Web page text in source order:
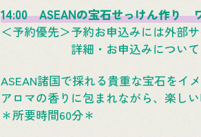
14:00 ASEANの宝石せっけん作り
＜予約優先＞予約お申込みには外部
詳細・お申込みについて
ASEAN諸国で採れる貴重な宝石をイ
アロマの香りに包まれながら、楽しい
＊所要時間60分＊